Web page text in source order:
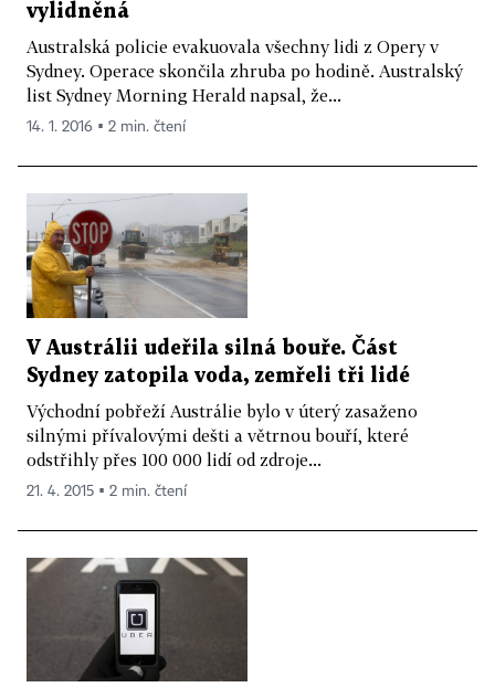
vylidněná
Australská policie evakuovala všechny lidi z Opery v
Sydney. Operace skončila zhruba po hodině. Australský
list Sydney Morning Herald napsal, že...
14. 1. 2016 ▪ 2 min. čtení
V Austrálii udeřila silná bouře. Část
Sydney zatopila voda, zemřeli tři lidé
Východní pobřeží Austrálie bylo v úterý zasaženo
silnými přívalovými dešti a větrnou bouří, které
odstřihly přes 100 000 lidí od zdroje...
21. 4. 2015 ▪ 2 min. čtení